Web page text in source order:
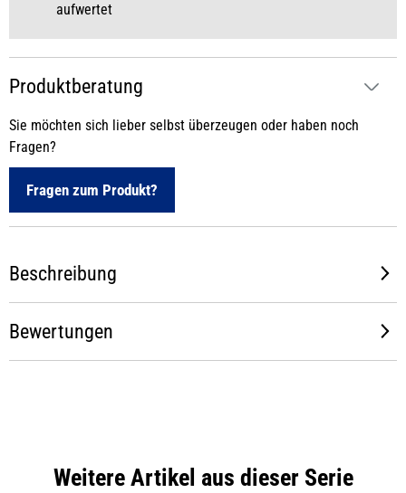
aufwertet
Produktberatung
Sie möchten sich lieber selbst überzeugen oder haben noch
Fragen?
Fragen zum Produkt?
Beschreibung
Bewertungen
Weitere Artikel aus dieser Serie